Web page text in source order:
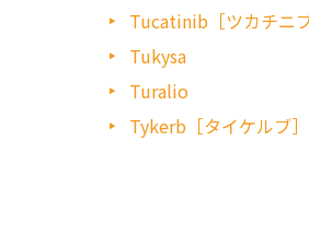
Tucatinib［ツカチニブ
Tukysa
Turalio
Tykerb［タイケルブ］